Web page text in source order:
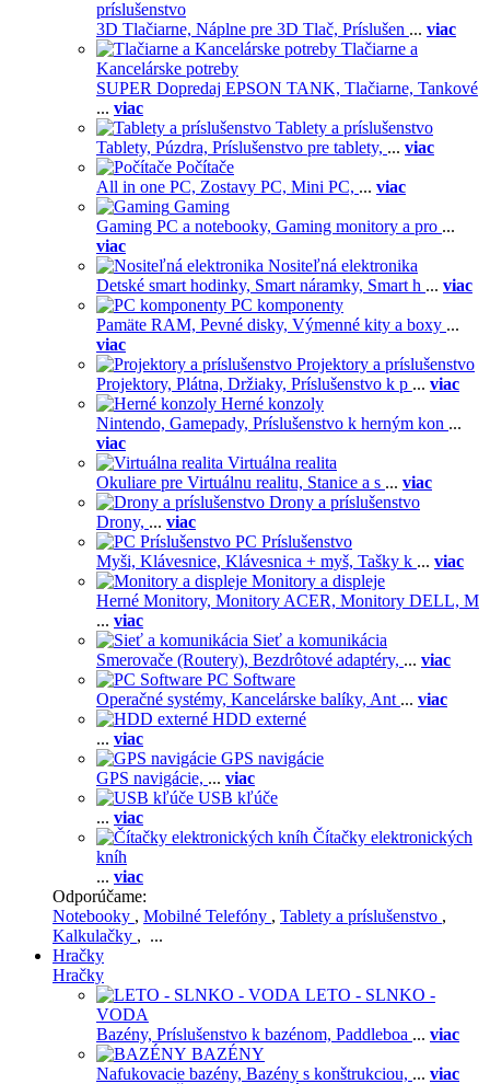
príslušenstvo
3D Tlačiarne, Náplne pre 3D Tlač, Príslušen ... viac
Tlačiarne a
Kancelárske potreby
SUPER Dopredaj EPSON TANK, Tlačiarne, Tankové
... viac
Tablety a príslušenstvo
Tablety, Púzdra, Príslušenstvo pre tablety, ... viac
Počítače
All in one PC, Zostavy PC, Mini PC, ... viac
Gaming
Gaming PC a notebooky, Gaming monitory a pro ...
viac
Nositeľná elektronika
Detské smart hodinky, Smart náramky, Smart h ... viac
PC komponenty
Pamäte RAM, Pevné disky, Výmenné kity a boxy ...
viac
Projektory a príslušenstvo
Projektory, Plátna, Držiaky, Príslušenstvo k p ... viac
Herné konzoly
Nintendo, Gamepady, Príslušenstvo k herným kon ...
viac
Virtuálna realita
Okuliare pre Virtuálnu realitu, Stanice a s ... viac
Drony a príslušenstvo
Drony, ... viac
PC Príslušenstvo
Myši, Klávesnice, Klávesnica + myš, Tašky k ... viac
Monitory a displeje
Herné Monitory, Monitory ACER, Monitory DELL, M
... viac
Sieť a komunikácia
Smerovače (Routery), Bezdrôtové adaptéry, ... viac
PC Software
Operačné systémy, Kancelárske balíky, Ant ... viac
HDD externé
... viac
GPS navigácie
GPS navigácie, ... viac
USB kľúče
... viac
Čítačky elektronických
kníh
... viac
Odporúčame:
Notebooky , Mobilné Telefóny , Tablety a príslušenstvo ,
Kalkulačky , ...
Hračky
Hračky
LETO - SLNKO -
VODA
Bazény, Príslušenstvo k bazénom, Paddleboa ... viac
BAZÉNY
Nafukovacie bazény, Bazény s konštrukciou, ... viac